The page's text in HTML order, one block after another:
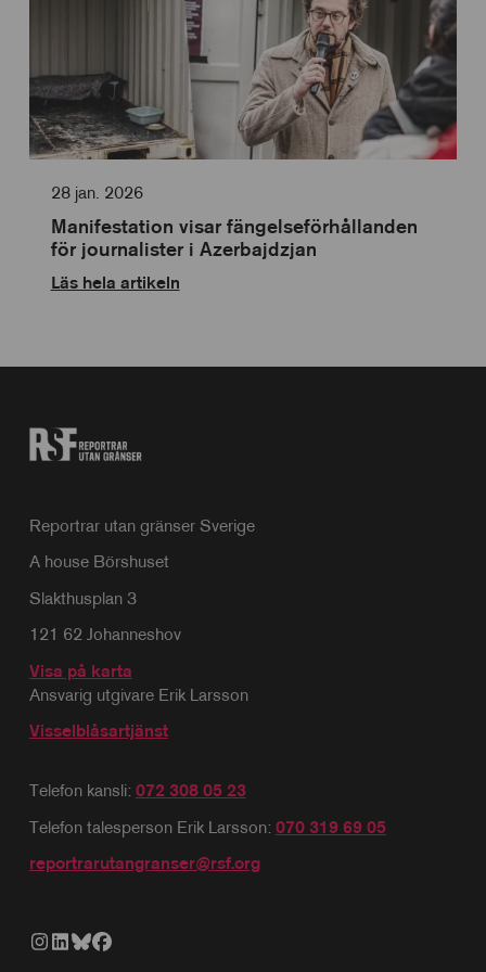
28 jan. 2026
Manifestation visar fängelseförhållanden
för journalister i Azerbajdzjan
Läs hela artikeln
Reportrar utan gränser Sverige
A house Börshuset
Slakthusplan 3
121 62 Johanneshov
Visa på karta
Ansvarig utgivare Erik Larsson
Visselblåsartjänst
Telefon kansli: 072 308 05 23
Telefon talesperson Erik Larsson: 070 319 69 05
reportrarutangranser@rsf.org